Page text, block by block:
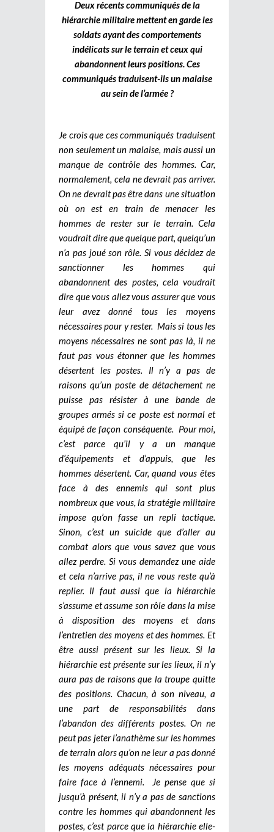
Deux récents communiqués de la
hiérarchie militaire mettent en garde les
soldats ayant des comportements
indélicats sur le terrain et ceux qui
abandonnent leurs positions. Ces
communiqués traduisent-ils un malaise
au sein de l’armée ?
Je crois que ces communiqués traduisent
non seulement un malaise, mais aussi un
manque de contrôle des hommes. Car,
normalement, cela ne devrait pas arriver.
On ne devrait pas être dans une situation
où on est en train de menacer les
hommes de rester sur le terrain. Cela
voudrait dire que quelque part, quelqu’un
n’a pas joué son rôle. Si vous décidez de
sanctionner les hommes qui
abandonnent des postes, cela voudrait
dire que vous allez vous assurer que vous
leur avez donné tous les moyens
nécessaires pour y rester. Mais si tous les
moyens nécessaires ne sont pas là, il ne
faut pas vous étonner que les hommes
désertent les postes. Il n’y a pas de
raisons qu’un poste de détachement ne
puisse pas résister à une bande de
groupes armés si ce poste est normal et
équipé de façon conséquente. Pour moi,
c’est parce qu’il y a un manque
d’équipements et d’appuis, que les
hommes désertent. Car, quand vous êtes
face à des ennemis qui sont plus
nombreux que vous, la stratégie militaire
impose qu’on fasse un repli tactique.
Sinon, c’est un suicide que d’aller au
combat alors que vous savez que vous
allez perdre. Si vous demandez une aide
et cela n’arrive pas, il ne vous reste qu’à
replier. Il faut aussi que la hiérarchie
s’assume et assume son rôle dans la mise
à disposition des moyens et dans
l’entretien des moyens et des hommes. Et
être aussi présent sur les lieux. Si la
hiérarchie est présente sur les lieux, il n’y
aura pas de raisons que la troupe quitte
des positions. Chacun, à son niveau, a
une part de responsabilités dans
l’abandon des différents postes. On ne
peut pas jeter l’anathème sur les hommes
de terrain alors qu’on ne leur a pas donné
les moyens adéquats nécessaires pour
faire face à l’ennemi.
Je pense que si
jusqu’à présent, il n’y a pas de sanctions
contre les hommes qui abandonnent les
postes, c’est parce que la hiérarchie elle-